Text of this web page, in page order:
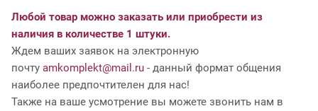
Любой товар можно заказать или приобрести из
наличия в количестве 1 штуки.
Ждем ваших заявок на электронную
почту amkomplekt@mail.ru - данный формат общения
наиболее предпочтителен для нас!
Также на ваше усмотрение вы можете звонить нам в